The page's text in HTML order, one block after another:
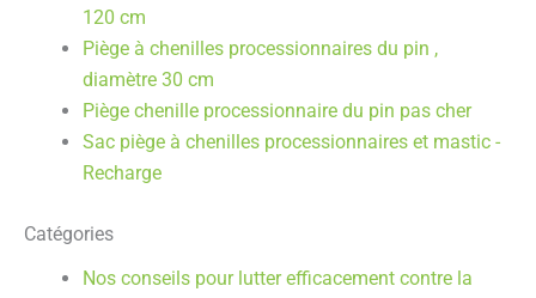
120 cm
Piège à chenilles processionnaires du pin ,
diamètre 30 cm
Piège chenille processionnaire du pin pas cher
Sac piège à chenilles processionnaires et mastic -
Recharge
Catégories
Nos conseils pour lutter efficacement contre la